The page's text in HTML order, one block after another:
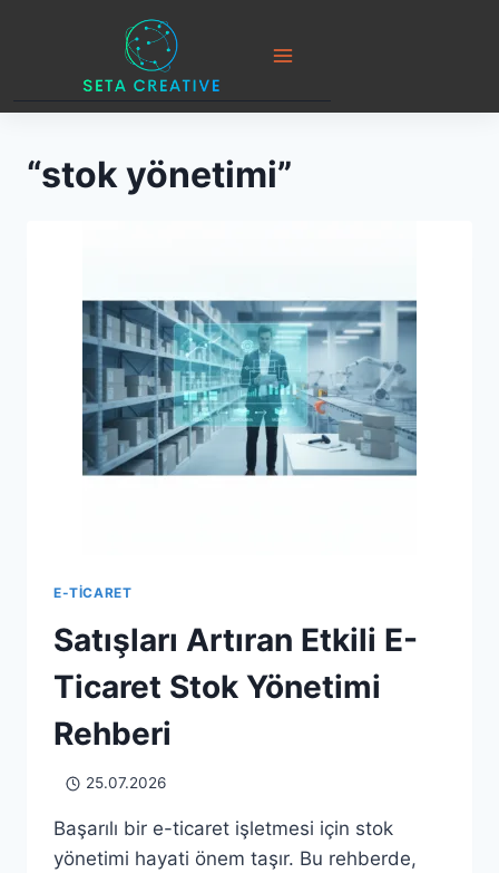
“stok yönetimi”
E-TICARET
Satışları Artıran Etkili E-
Ticaret Stok Yönetimi
Rehberi
25.07.2026
Başarılı bir e-ticaret işletmesi için stok
yönetimi hayati önem taşır. Bu rehberde,